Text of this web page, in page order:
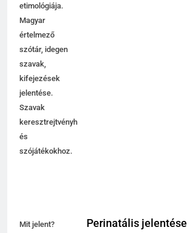
etimológiája.
Magyar
értelmező
szótár, idegen
szavak,
kifejezések
jelentése.
Szavak
keresztrejtvényhez
és
szójátékokhoz.
Mit jelent?
Perinatális jelentése